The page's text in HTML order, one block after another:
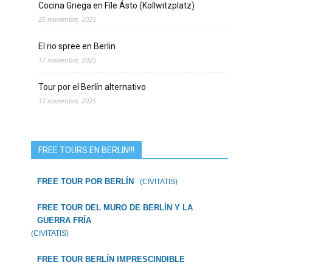
Cocina Griega en Fíle Ásto (Kollwitzplatz)
25 noviembre, 2025
El rio spree en Berlin
17 noviembre, 2025
Tour por el Berlín alternativo
17 noviembre, 2025
FREE TOURS EN BERLIN!!!
FREE TOUR POR BERLÍN (CIVITATIS)
FREE TOUR DEL MURO DE BERLÍN Y LA
GUERRA FRÍA
(CIVITATIS)
FREE TOUR BERLÍN IMPRESCINDIBLE